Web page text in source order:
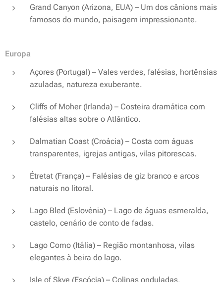
Grand Canyon (Arizona, EUA) – Um dos cânions mais
famosos do mundo, paisagem impressionante.
Europa
Açores (Portugal) – Vales verdes, falésias, hortênsias
azuladas, natureza exuberante.
Cliffs of Moher (Irlanda) – Costeira dramática com
falésias altas sobre o Atlântico.
Dalmatian Coast (Croácia) – Costa com águas
transparentes, igrejas antigas, vilas pitorescas.
Étretat (França) – Falésias de giz branco e arcos
naturais no litoral.
Lago Bled (Eslovénia) – Lago de águas esmeralda,
castelo, cenário de conto de fadas.
Lago Como (Itália) – Região montanhosa, vilas
elegantes à beira do lago.
Isle of Skye (Escócia) – Colinas onduladas,